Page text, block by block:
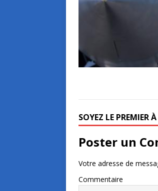
SOYEZ LE PREMIER
Poster un
Votre adresse de
Commentaire